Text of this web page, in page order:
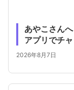
あやこさん
アプリでチ
2026年8月7日